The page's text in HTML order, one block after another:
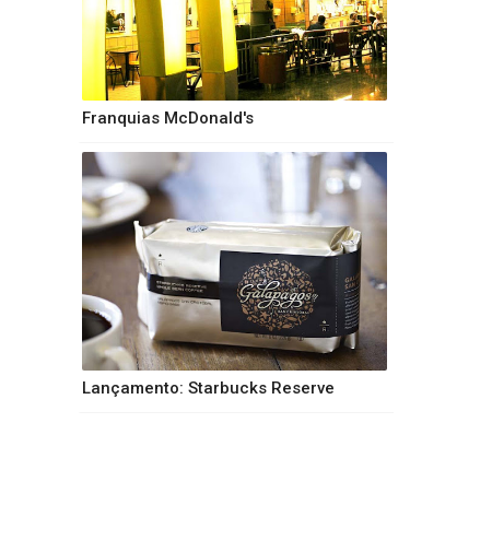
Franquias McDonald's
Lançamento: Starbucks Reserve